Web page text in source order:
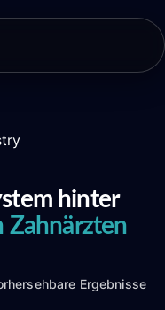
hinter
Zahnärzten
Ergebnisse